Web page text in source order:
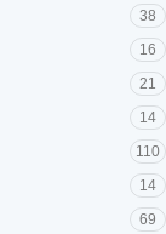
38
16
21
14
110
14
69